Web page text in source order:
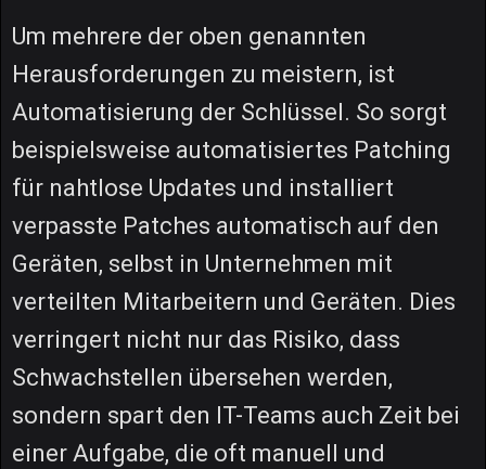
Um mehrere der oben genannten
Herausforderungen zu meistern, ist
Automatisierung der Schlüssel. So sorgt
beispielsweise automatisiertes Patching
für nahtlose Updates und installiert
verpasste Patches automatisch auf den
Geräten, selbst in Unternehmen mit
verteilten Mitarbeitern und Geräten. Dies
verringert nicht nur das Risiko, dass
Schwachstellen übersehen werden,
sondern spart den IT-Teams auch Zeit bei
einer Aufgabe, die oft manuell und